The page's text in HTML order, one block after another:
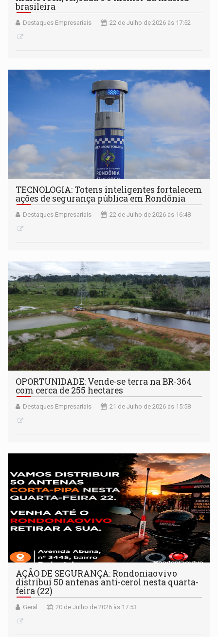
brasileira
Destaques Empresariais 22 de Julho de 2026 às 17:52
TECNOLOGIA: Totens inteligentes fortalecem
ações de segurança pública em Rondônia
Destaques Empresariais 22 de Julho de 2026 às 16:48
OPORTUNIDADE: Vende-se terra na BR-364
com cerca de 255 hectares
Destaques Empresariais 21 de Julho de 2026 às 15:58
AÇÃO DE SEGURANÇA: Rondoniaovivo
distribui 50 antenas anti-cerol nesta quarta-
feira (22)
Geral 20 de Julho de 2026 às 17:53